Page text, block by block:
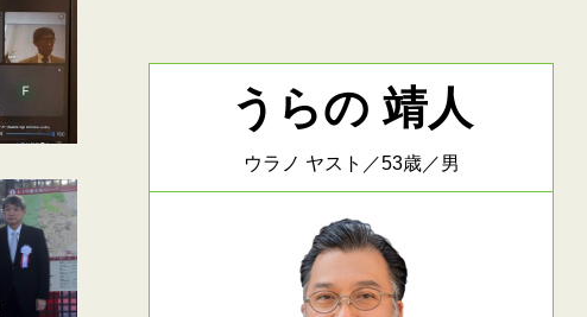
うらの 靖人
ウラノ ヤスト／53歳／男